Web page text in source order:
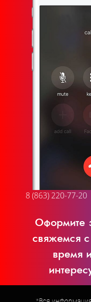
8 (863) 220-77-20
Оформите
свяжемся
время